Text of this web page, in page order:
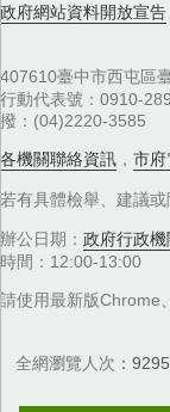
政府網站資料開放宣告
407610臺中市西屯區
行動代表號：0910-
撥：(04)2220-3585
各機關聯絡資訊 ， 市府
若有具體檢舉、建議
辦公日期： 政府行政
時間：12:00-13:00
請使用最新版Chrome
全網瀏覽人次